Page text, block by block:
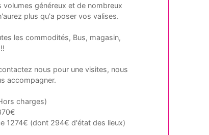
volumes généreux et de nombreux
plus qu'a poser vos valises.
les commodités, Bus, magasin,
nous pour une visites, nous
accompagner.
charges)
1274€ (dont 294€ d'état des lieux)